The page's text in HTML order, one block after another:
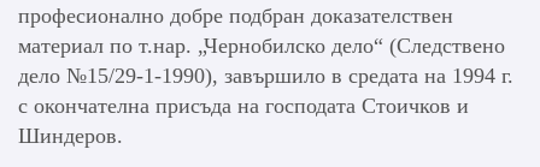
професионално добре подбран доказателствен
материал по т.нар. „Чернобилско дело“ (Следствено
дело №15/29-1-1990), завършило в средата на 1994 г.
с окончателна присъда на господата Стоичков и
Шиндеров.